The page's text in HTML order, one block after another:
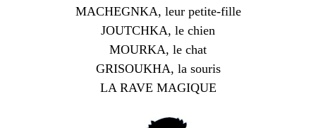
MACHEGNKA, leur petite-fille
JOUTCHKA, le chien
MOURKA, le chat
GRISOUKHA, la souris
LA RAVE MAGIQUE